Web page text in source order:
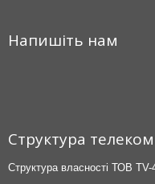
Напишіть нам
Структура
Структура власності ТОВ TV-